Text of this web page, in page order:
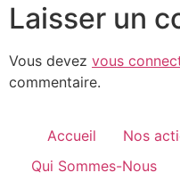
Laisser un
Vous devez vous
commentaire.
Accueil Nos
Qui Sommes-Nous